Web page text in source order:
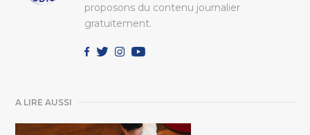
proposons du contenu journalier
gratuitement.
A LIRE AUSSI